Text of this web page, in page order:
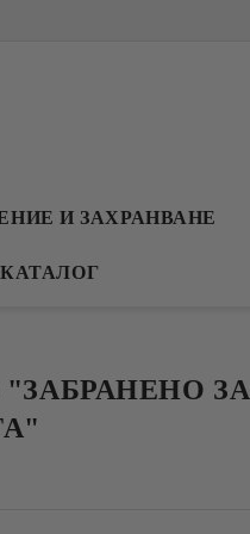
И ЗАХРАНВАНЕ
КАТАЛОГ
"ЗАБРАНЕНО ЗА